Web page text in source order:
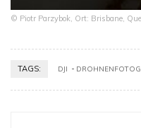
© Piotr Parzybok, Ort: Brisbane,
TAGS: DJI